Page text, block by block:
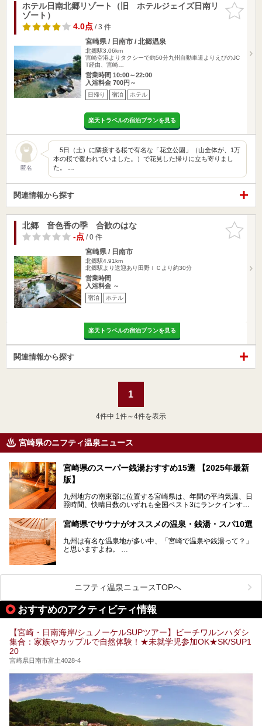
お気に入
りに追加
ホテル日南北郷リゾート（旧 ホテルジェイズ日南リ
ゾート）
4.0点/ 3 件
宮崎県 / 日南市 / 北郷温泉
北郷駅3.06km
宮崎空港よりタクシーで約50分九州自動車道よりえびのJC
T経由、宮崎…
営業時間 10:00～22:00
入浴料金 700円～
日帰り 宿泊 ホテル
楽天トラベルの宿泊プランを見る
匿名
5日（土）に隣接する桜で有名な「花立公園」（山全体が、1万
本の桜で覆われていました。）で花見した帰りに立ち寄りまし
た。 …
関連情報から探す
お気に入
りに追加
北郷 音色香の季 合歓のはな
-点/ 0 件
宮崎県 / 日南市
北郷駅4.91km
北郷駅より送迎あり田野ＩＣより約30分
営業時間
入浴料金 ～
宿泊 ホテル
楽天トラベルの宿泊プランを見る
関連情報から探す
1
4件中 1件～4件を表示
宮崎県のニフティ温泉ニュース
宮崎県のスーパー銭湯おすすめ15選 【2025年最新
版】
九州地方の南東部に位置する宮崎県は、年間の平均気温、日
照時間、快晴日数のいずれも全国ベスト3にランクインする
青空が彩る、鮮やかな自然の景観が魅力です。断崖と滝が神
秘的な高千穂峡や、「鬼の洗濯板」と呼ばれる岩に囲まれた
青島、霧島連山を望むえびの高原、青い空と海が続く日南海
岸など、自然を満喫できる見どころは県内全域に広がってい
ます。
宮崎県でサウナがオススメの温泉・銭湯・スパ10選
九州は有名な温泉地が多い中、「宮崎で温泉や銭湯って？」
と思いますよね。
あるんです。
宮崎など都市の中心部から、離れた所にある温泉旅館などに
ぜひ参考にして、宮崎でのサウナライフを楽しみましょう！
ニフティ温泉ニュースTOPへ
おすすめのアクティビティ情報
【宮崎・日南海岸/シュノーケルSUPツアー】ビーチワルンハダシ
集合：家族やカップルで自然体験！★未就学児参加OK★SK/SUP1
20
宮崎県日南市富土4028-4